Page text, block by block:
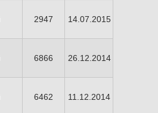
2947 14.07.2015
6866 26.12.2014
6462 11.12.2014